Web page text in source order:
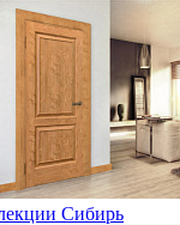
Сибирь